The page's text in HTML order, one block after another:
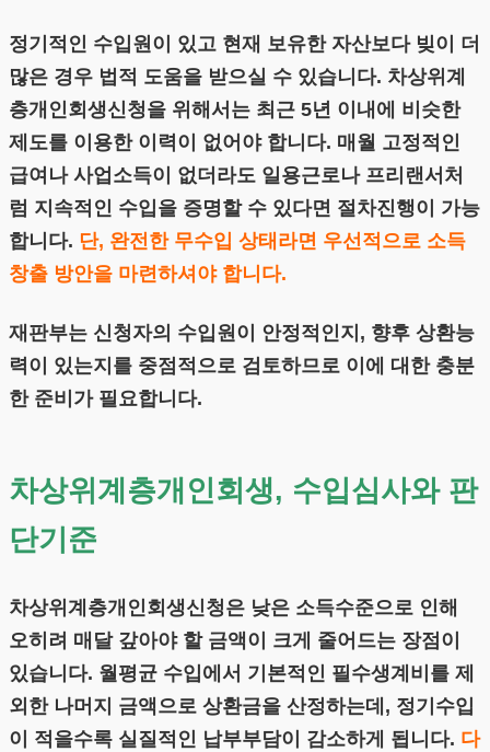
정기적인 수입원이 있고 현재 보유한 자산보다 빚이 더
많은 경우 법적 도움을 받으실 수 있습니다. 차상위계
층개인회생신청을 위해서는 최근 5년 이내에 비슷한
제도를 이용한 이력이 없어야 합니다. 매월 고정적인
급여나 사업소득이 없더라도 일용근로나 프리랜서처
럼 지속적인 수입을 증명할 수 있다면 절차진행이 가능
합니다. 단, 완전한 무수입 상태라면 우선적으로 소득
창출 방안을 마련하셔야 합니다.
재판부는 신청자의 수입원이 안정적인지, 향후 상환능
력이 있는지를 중점적으로 검토하므로 이에 대한 충분
한 준비가 필요합니다.
차상위계층개인회생, 수입심사와 판
단기준
차상위계층개인회생신청은 낮은 소득수준으로 인해
오히려 매달 갚아야 할 금액이 크게 줄어드는 장점이
있습니다. 월평균 수입에서 기본적인 필수생계비를 제
외한 나머지 금액으로 상환금을 산정하는데, 정기수입
이 적을수록 실질적인 납부부담이 감소하게 됩니다. 다